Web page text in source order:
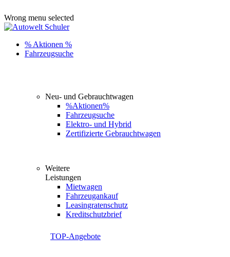
Wrong menu selected
% Aktionen %
Fahrzeugsuche
Neu- und Gebrauchtwagen
%Aktionen%
Fahrzeugsuche
Elektro- und Hybrid
Zertifizierte Gebrauchtwagen
Weitere
Leistungen
Mietwagen
Fahrzeugankauf
Leasingratenschutz
Kreditschutzbrief
TOP-Angebote